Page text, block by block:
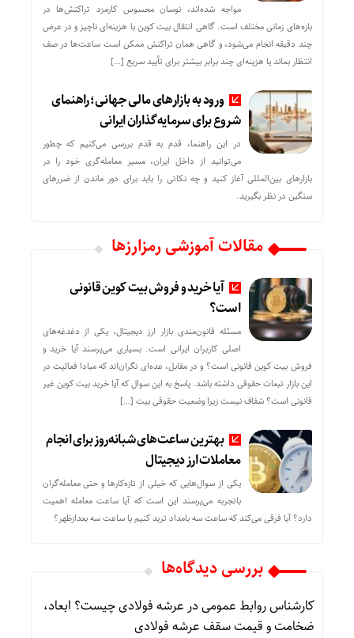
مواجه شده‌اند، نوسان محسوس کارمزد تراکنش‌ها در
بازه‌های زمانی مختلف است. گاهی انتقال بیت کوین با هزینه‌ای ناچیز و در عرض
چند دقیقه انجام می‌شود، و گاهی همان تراکنش ممکن است ساعت‌ها در صف
انتظار بماند یا هزینه‌ای چند برابر بیشتر برای تأیید سریع […]
ورود به بازارهای مالی جهانی؛ راهنمای
شروع برای سرمایه‌گذاران ایرانی
در این راهنما، قدم به قدم بررسی می‌کنیم که چطور
می‌توانید از داخل ایران، مسیر معامله‌گری خود را در
بازارهای بین‌المللی آغاز کنید و چه نکاتی را باید برای دور ماندن از ضررهای
سنگین در نظر بگیرید.
مقالات آموزشی رمزارزها
آیا خرید و فروش بیت کوین قانونی
است؟
مسئله قانون‌مندی بازار ارز دیجیتال، یکی از دغدغه‌های
اصلی کاربران ایرانی است. بسیاری می‌پرسند آیا خرید و
فروش بیت کوین قانونی است؟ و در مقابل، عده‌ای نگران‌اند که مبادا فعالیت در
این بازار تبعات حقوقی داشته باشد. پاسخ به این سوال که آیا خرید بیت کوین غیر
قانونی است؟ شفاف نیست زیرا وضعیت حقوقی بیت‌ […]
بهترین ساعت‌های شبانه‌روز برای انجام
معاملات ارز دیجیتال
یکی از سوال‌هایی که خیلی از تازه‌کارها و حتی معامله‌گران
باتجربه می‌پرسند این است که آیا ساعت معامله اهمیت
دارد؟ آیا فرقی می‌کند که ساعت سه بامداد ترید کنیم یا ساعت سه بعدازظهر؟
بررسی دیدگاه‌ها
کارشناس روابط عمومیدر عرشه فولادی چیست؟ ابعاد،
ضخامت و قیمت سقف عرشه فولادی